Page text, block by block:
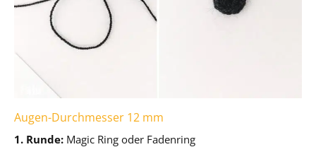
Augen-Durchmesser 12 mm
1. Runde: Magic Ring oder Fadenring